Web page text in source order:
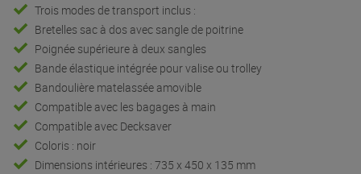
Trois modes de transport inclus :
Bretelles sac à dos avec sangle de poitrine
Poignée supérieure à deux sangles
Bande élastique intégrée pour valise ou trolley
Bandoulière matelassée amovible
Compatible avec les bagages à main
Compatible avec Decksaver
Coloris : noir
Dimensions intérieures : 735 x 450 x 135 mm